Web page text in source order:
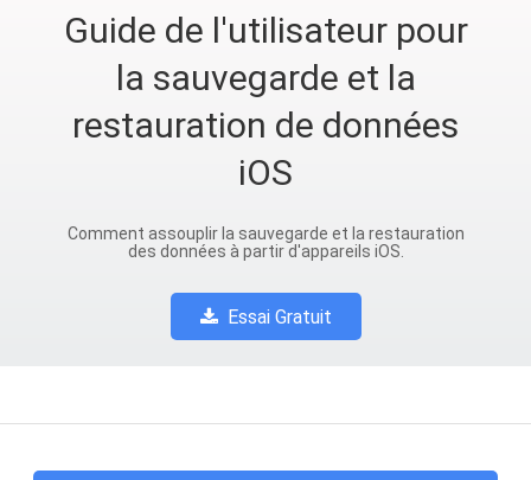
Guide de l'utilisateur pour
la sauvegarde et la
restauration de données
iOS
Comment assouplir la sauvegarde et la restauration
des données à partir d'appareils iOS.
Essai Gratuit